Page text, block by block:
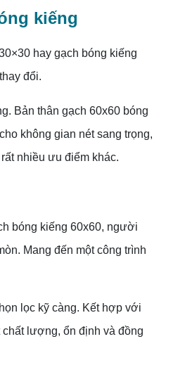
kiếng
hay gạch bóng kiếng
đổi.
Bản thân gạch 60x60 bóng
không gian nét sang trọng,
nhiều ưu điểm khác.
bóng kiếng 60x60, người
Mang đến một công trình
lọc kỹ càng. Kết hợp với
lượng, ổn định và đồng